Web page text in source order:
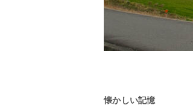
懐かしい記憶